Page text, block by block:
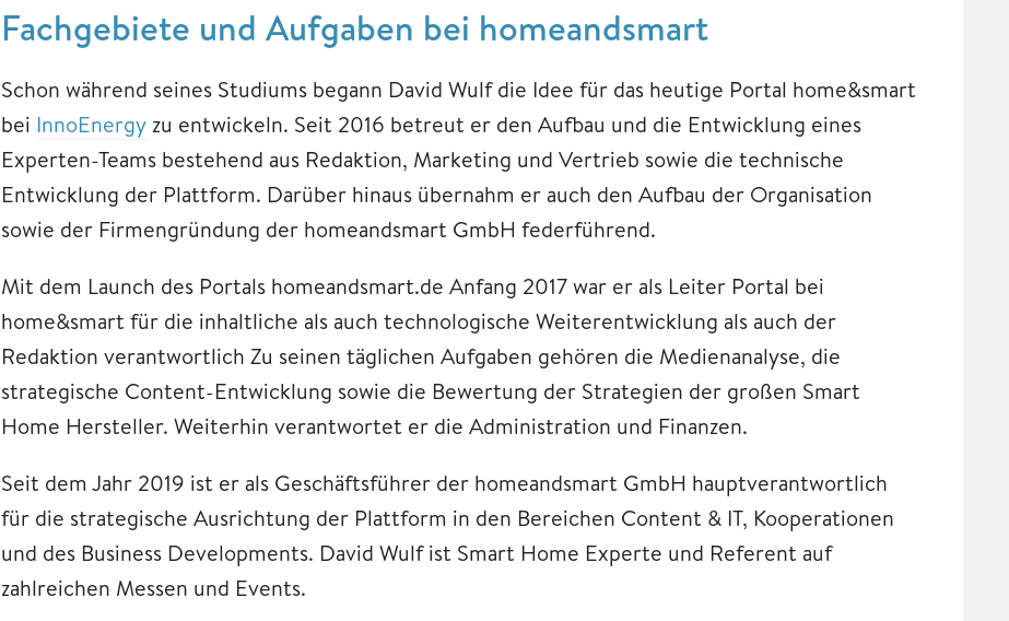
Fachgebiete und Aufgaben bei homeandsmart
Schon während seines Studiums begann David Wulf die Idee für das heutige Portal home&smart
bei InnoEnergyzu entwickeln. Seit 2016 betreut er den Aufbau und die Entwicklung eines
Experten-Teams bestehend aus Redaktion, Marketing und Vertrieb sowie die technische
Entwicklung der Plattform. Darüber hinaus übernahm er auch den Aufbau der Organisation
sowie der Firmengründung der homeandsmart GmbH federführend.
Mit dem Launch des Portals homeandsmart.de Anfang 2017 war er als Leiter Portal bei
home&smart für die inhaltliche als auch technologische Weiterentwicklung als auch der
Redaktion verantwortlich Zu seinen täglichen Aufgaben gehören die Medienanalyse, die
strategische Content-Entwicklung sowie die Bewertung der Strategien der großen Smart
Home Hersteller. Weiterhin verantwortet er die Administration und Finanzen.
Seit dem Jahr 2019 ist er als Geschäftsführer der homeandsmart GmbH hauptverantwortlich
für die strategische Ausrichtung der Plattform in den Bereichen Content & IT, Kooperationen
und des Business Developments. David Wulf ist Smart Home Experte und Referent auf
zahlreichen Messen und Events.